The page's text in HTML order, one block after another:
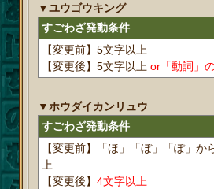
▼ユウゴウキング
すごわざ発動条件
【変更前】5文字以上
【変更後】5文字以上 or「動詞」
▼ホウダイカンリュウ
すごわざ発動条件
【変更前】「ほ」「ぼ」「ぽ」か
上
【変更後】 4文字以上